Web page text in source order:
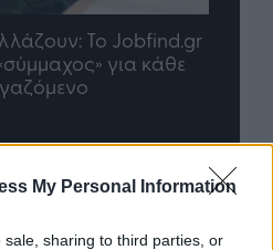
My Personal Information
sharing to third parties, or
το
στην εποχή του AI